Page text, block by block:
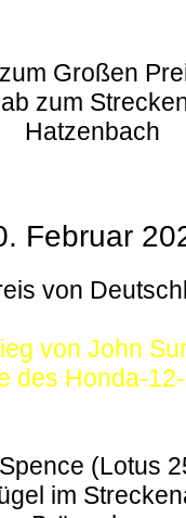
Großen
zum
Hatzenbach
Februar
von
von John
des Honda-
(Lotus
im